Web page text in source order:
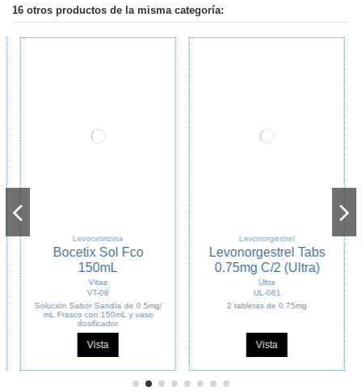
16 otros productos de la misma categoría:
Levocetirizina
Bocetix Sol Fco
150mL
Vitae
VT-08
Solución Sabor Sandía de 0.5mg/
mL Frasco con 150mL y vaso
dosificador.
Vista
Levonorgestrel
Levonorgestrel Tabs
0.75mg C/2 (Ultra)
Ultra
UL-081
2 tabletas de 0.75mg
Vista